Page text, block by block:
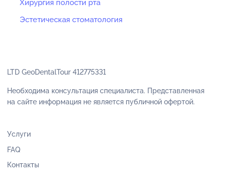
Хирургия полости рта
Эстетическая стоматология
LTD GeoDentalTour 412775331
Необходима консультация специалиста. Представленная
на сайте информация не является публичной офертой.
Услуги
FAQ
Контакты